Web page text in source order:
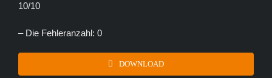
10/10
– Die Fehleranzahl: 0
DOWNLOAD